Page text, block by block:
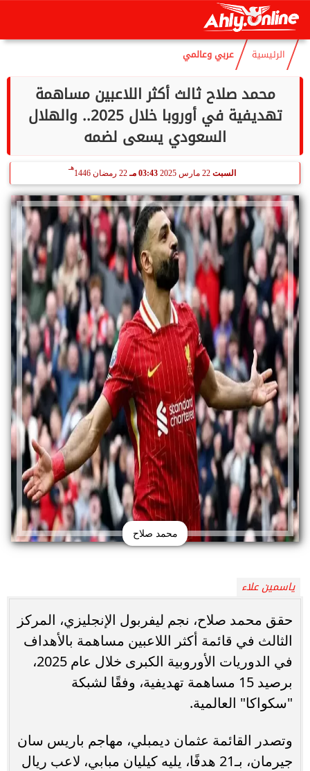
الأحد
الرئيسية عربي وعالمي
محمد صلاح ثالث أكثر اللاعبين مساهمة
تهديفية في أوروبا خلال 2025.. والهلال
السعودي يسعى لضمه
السبت 03:43 مـ 22 رمضان 1446
هـ
محمد صلاح
ياسمين علاء
حقق محمد صلاح، نجم ليفربول الإنجليزي، المركز
الثالث في قائمة أكثر اللاعبين مساهمة بالأهداف
في الدوريات الأوروبية الكبرى خلال عام 2025،
برصيد 15 مساهمة تهديفية، وفقًا لشبكة
"سكواكا" العالمية.
وتصدر القائمة عثمان ديمبلي، مهاجم باريس سان
جيرمان، بـ21 هدفًا، يليه كيليان مبابي، لاعب ريال